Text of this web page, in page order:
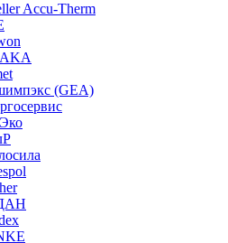
Accu-Therm
(GEA)